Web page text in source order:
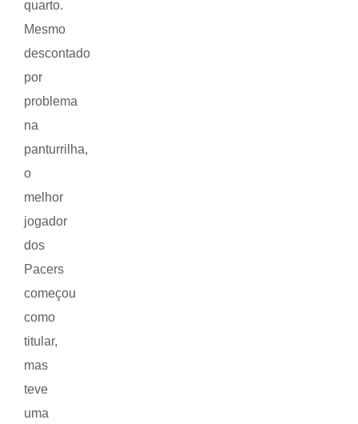
quarto.
Mesmo
descontado
por
problema
na
panturrilha,
o
melhor
jogador
dos
Pacers
começou
como
titular,
mas
teve
uma